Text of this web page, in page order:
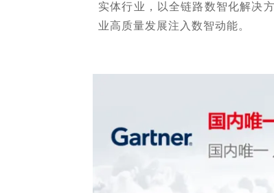
实体行业，以全链路数智化解决
业高质量发展注入数智动能。